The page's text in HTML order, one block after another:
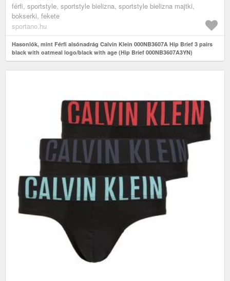
férfi, sportstyle, sportstyle bielizna, sportstyle bielizna majtki,
bokserki, fekete
sportano.hu
Hasonlók, mint Férfi alsónadrág Calvin Klein 000NB3607A Hip Brief 3 pairs
black with oatmeal logo/black with age (Hip Brief 000NB3607A3YN)